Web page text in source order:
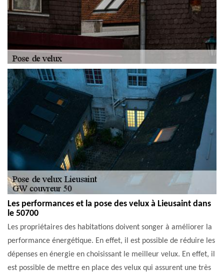
Les performances et la pose des velux à Lieusaint dans
le 50700
Les propriétaires des habitations doivent songer à améliorer la
performance énergétique. En effet, il est possible de réduire les
dépenses en énergie en choisissant le meilleur velux. En effet, il
est possible de mettre en place des velux qui assurent une très